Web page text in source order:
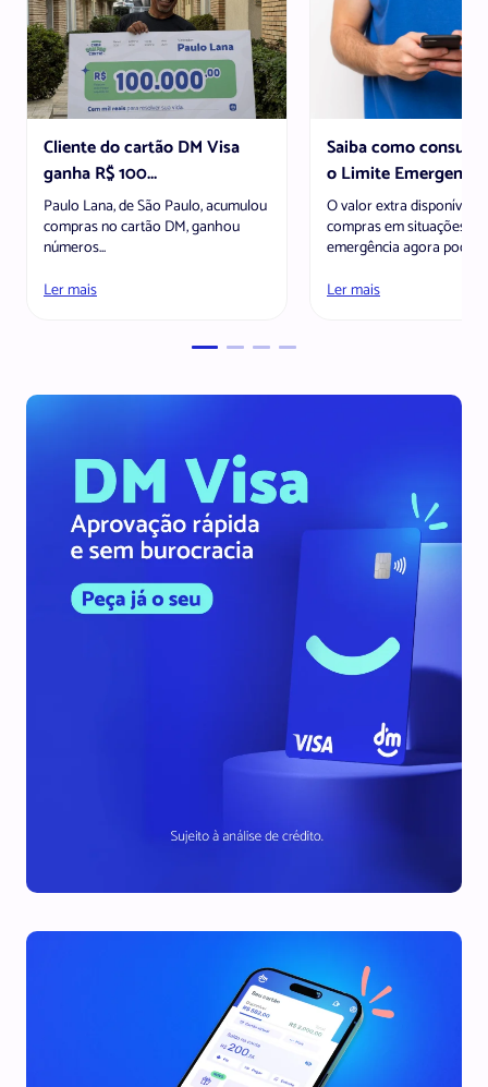
Cliente do cartão DM Visa
ganha R$ 100...
Paulo Lana, de São Paulo, acumulou
compras no cartão DM, ganhou
números...
Ler mais
Saiba como
o Limite Emergencial
O valor extra disponível
compras em situações de
emergência agora pode
Ler mais